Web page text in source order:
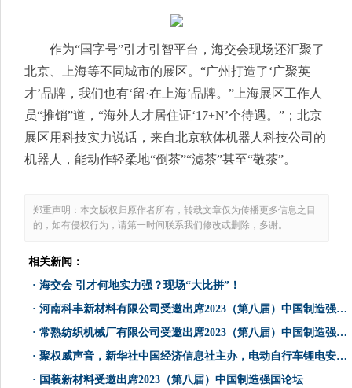
作为“国字号”引才引智平台，海交会现场还汇聚了
北京、上海等不同城市的展区。“广州打造了‘广聚英
才’品牌，我们也有‘留·在上海’品牌。”上海展区工作人
员“推销”道，“海外人才居住证‘17+N’个待遇。”；北京
展区用科技实力说话，来自北京软体机器人科技公司的
机器人，能动作轻柔地“倒茶”“滤茶”甚至“敬茶”。
郑重声明：本文版权归原作者所有，转载文章仅为传播更多信息之目
的，如有侵权行为，请第一时间联系我们修改或删除，多谢。
相关新闻：
· 海交会 引才何地实力强？现场“大比拼”！
· 河南科丰新材料有限公司受邀出席2023（第八届）中国制造强国论坛
· 常熟纺织机械厂有限公司受邀出席2023（第八届）中国制造强国论坛
· 聚权威声音，新华社中国经济信息社主办，电动自行车锂电安全研讨会顺利召开！
· 国装新材料受邀出席2023（第八届）中国制造强国论坛